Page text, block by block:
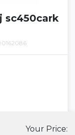
sc450cark
Your Price: